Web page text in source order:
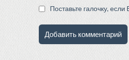
Поставьте галочку, если